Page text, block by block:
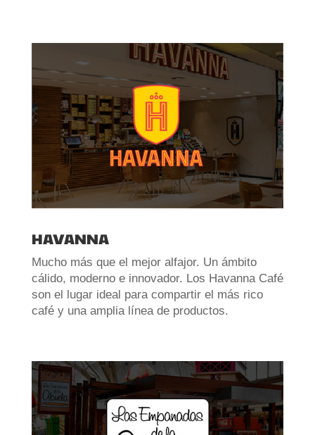
HAVANNA
Mucho más que el mejor alfajor. Un ámbito
cálido, moderno e innovador. Los Havanna Café
son el lugar ideal para compartir el más rico
café y una amplia línea de productos.